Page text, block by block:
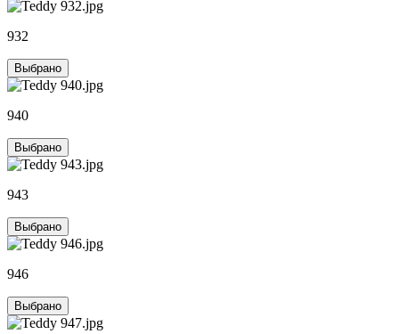
932
Выбрано
940
Выбрано
943
Выбрано
946
Выбрано